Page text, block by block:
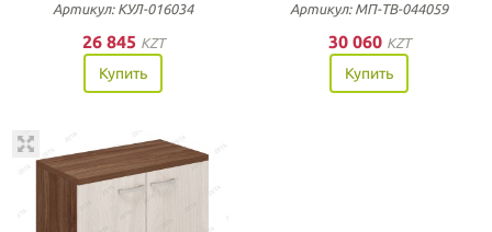
Артикул: КУЛ-016034
26 845 KZT
Купить
Артикул: МП-ТВ-044059
30 060 KZT
Купить